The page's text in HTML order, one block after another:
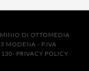
DI OTTOMEDIA
MODENA - P.IVA
PRIVACY POLICY